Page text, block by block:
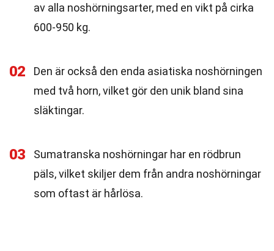
av alla noshörningsarter, med en vikt på cirka
600-950 kg.
02
Den är också den enda asiatiska noshörningen
med två horn, vilket gör den unik bland sina
släktingar.
03
Sumatranska noshörningar har en rödbrun
päls, vilket skiljer dem från andra noshörningar
som oftast är hårlösa.